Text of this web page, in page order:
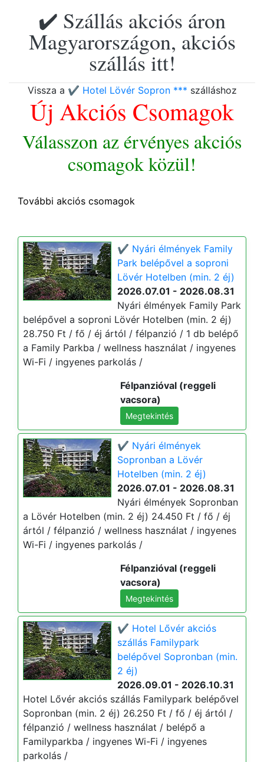
✔️ Szállás akciós áron
Magyarországon, akciós
szállás itt!
Vissza a ✔️ Hotel Lövér Sopron *** szálláshoz
Új Akciós Csomagok
Válasszon az érvényes akciós
csomagok közül!
További akciós csomagok
✔️ Nyári élmények Family
Park belépővel a soproni
Lövér Hotelben (min. 2 éj)
2026.07.01 - 2026.08.31
Nyári élmények Family Park
belépővel a soproni Lövér Hotelben (min. 2 éj)
28.750 Ft / fő / éj ártól / félpanzió / 1 db belépő
a Family Parkba / wellness használat / ingyenes
Wi-Fi / ingyenes parkolás /
Félpanzióval (reggeli
vacsora)
Megtekintés
✔️ Nyári élmények
Sopronban a Lövér
Hotelben (min. 2 éj)
2026.07.01 - 2026.08.31
Nyári élmények Sopronban
a Lövér Hotelben (min. 2 éj) 24.450 Ft / fő / éj
ártól / félpanzió / wellness használat / ingyenes
Wi-Fi / ingyenes parkolás /
Félpanzióval (reggeli
vacsora)
Megtekintés
✔️ Hotel Lővér akciós
szállás Familypark
belépővel Sopronban (min.
2 éj)
2026.09.01 - 2026.10.31
Hotel Lővér akciós szállás Familypark belépővel
Sopronban (min. 2 éj) 26.250 Ft / fő / éj ártól /
félpanzió / wellness használat / belépő a
Familyparkba / ingyenes Wi-Fi / ingyenes
parkolás /